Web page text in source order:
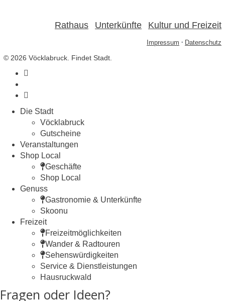
Rathaus Unterkünfte Kultur und Freizeit
Impressum · Datenschutz
© 2026 Vöcklabruck. Findet Stadt.
facebook
instagram
Close
Die Stadt
Vöcklabruck
Gutscheine
Veranstaltungen
Shop Local
Geschäfte
Shop Local
Genuss
Gastronomie & Unterkünfte
Skoonu
Freizeit
Freizeitmöglichkeiten
Wander & Radtouren
Sehenswürdigkeiten
Service & Dienstleistungen
Hausruckwald
Fragen oder Ideen?